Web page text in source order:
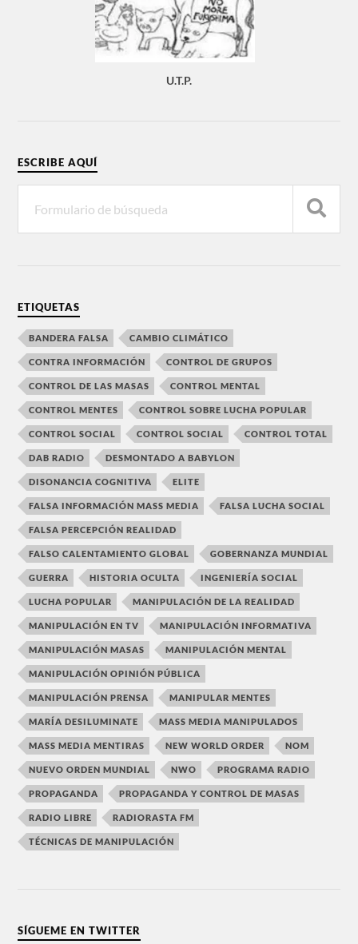
U.T.P.
ESCRIBE AQUÍ
ETIQUETAS
BANDERA FALSA CAMBIO CLIMÁTICO
CONTRA INFORMACIÓN CONTROL DE GRUPOS
CONTROL DE LAS MASAS CONTROL MENTAL
CONTROL MENTES CONTROL SOBRE LUCHA POPULAR
CONTROL SOCIAL CONTROL SOCIAL CONTROL TOTAL
DAB RADIO DESMONTADO A BABYLON
DISONANCIA COGNITIVA ELITE
FALSA INFORMACIÓN MASS MEDIA FALSA LUCHA SOCIAL
FALSA PERCEPCIÓN REALIDAD
FALSO CALENTAMIENTO GLOBAL GOBERNANZA MUNDIAL
GUERRA HISTORIA OCULTA INGENIERÍA SOCIAL
LUCHA POPULAR MANIPULACIÓN DE LA REALIDAD
MANIPULACIÓN EN TV MANIPULACIÓN INFORMATIVA
MANIPULACIÓN MASAS MANIPULACIÓN MENTAL
MANIPULACIÓN OPINIÓN PÚBLICA
MANIPULACIÓN PRENSA MANIPULAR MENTES
MARÍA DESILUMINATE MASS MEDIA MANIPULADOS
MASS MEDIA MENTIRAS NEW WORLD ORDER NOM
NUEVO ORDEN MUNDIAL NWO PROGRAMA RADIO
PROPAGANDA PROPAGANDA Y CONTROL DE MASAS
RADIO LIBRE RADIORASTA FM
TÉCNICAS DE MANIPULACIÓN
SÍGUEME EN TWITTER